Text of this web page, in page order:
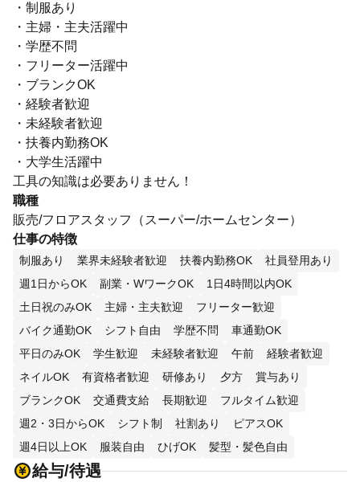
・制服あり
・主婦・主夫活躍中
・学歴不問
・フリーター活躍中
・ブランクOK
・経験者歓迎
・未経験者歓迎
・扶養内勤務OK
・大学生活躍中
工具の知識は必要ありません！
職種
販売/フロアスタッフ（スーパー/ホームセンター）
仕事の特徴
制服あり 業界未経験者歓迎 扶養内勤務OK
社員登用あり
週1日からOK
副業・WワークOK
1日4時間以内OK
土日祝のみOK
主婦・主夫歓迎
フリーター歓迎
バイク通勤OK
シフト自由 学歴不問
車通勤OK
平日のみOK
学生歓迎 未経験者歓迎 午前
経験者歓迎
ネイルOK
有資格者歓迎 研修あり 夕方
賞与あり
ブランクOK
交通費支給 長期歓迎
フルタイム歓迎
週2・3日からOK
シフト制 社割あり
ピアスOK
週4日以上OK
服装自由 ひげOK 髪型・髪色自由
給与/待遇